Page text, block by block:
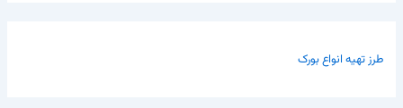
طرز تهیه انواع بورک